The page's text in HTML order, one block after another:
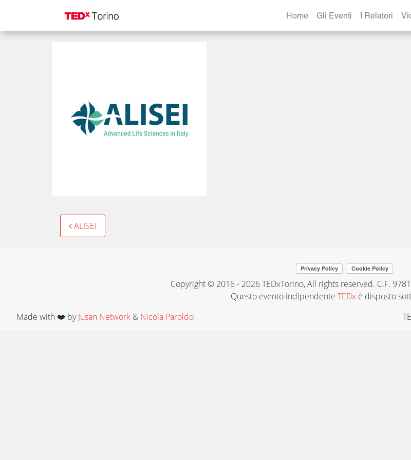
Home Gli Eventi I Relatori
Alisei300x300
Post
ALISEI
Copyright © 2016 - 2026 TEDxTorino, All rights reserved. C.F.
Questo evento indipendente TEDx è disposto
Made with ❤️ byJusan Network & Nicola Paroldo